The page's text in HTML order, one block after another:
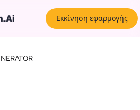
Εκκίνηση εφαρμογής